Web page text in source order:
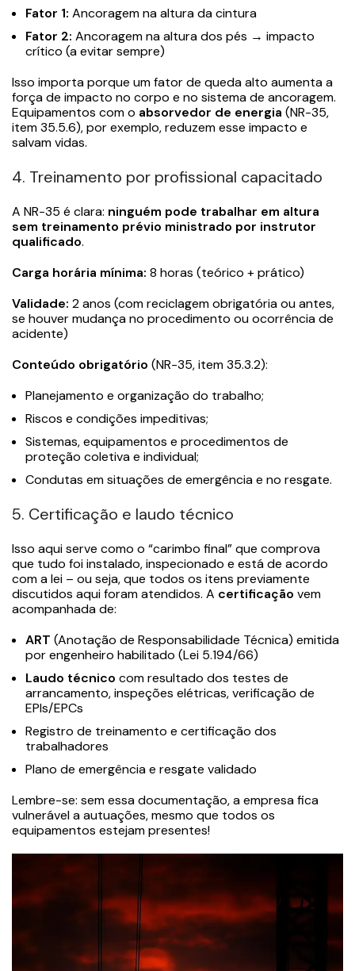
Fator 1: Ancoragem na altura da cintura
Fator 2: Ancoragem na altura dos pés → impacto
crítico (a evitar sempre)
Isso importa porque um fator de queda alto aumenta a
força de impacto no corpo e no sistema de ancoragem.
Equipamentos com o absorvedor de energia (NR-35,
item 35.5.6), por exemplo, reduzem esse impacto e
salvam vidas.
4. Treinamento por profissional capacitado
A NR-35 é clara: ninguém pode trabalhar em altura
sem treinamento prévio ministrado por instrutor
qualificado.
Carga horária mínima: 8 horas (teórico + prático)
Validade: 2 anos (com reciclagem obrigatória ou antes,
se houver mudança no procedimento ou ocorrência de
acidente)
Conteúdo obrigatório (NR-35, item 35.3.2):
Planejamento e organização do trabalho;
Riscos e condições impeditivas;
Sistemas, equipamentos e procedimentos de
proteção coletiva e individual;
Condutas em situações de emergência e no resgate.
5. Certificação e laudo técnico
Isso aqui serve como o “carimbo final” que comprova
que tudo foi instalado, inspecionado e está de acordo
com a lei – ou seja, que todos os itens previamente
discutidos aqui foram atendidos. A certificação vem
acompanhada de:
ART (Anotação de Responsabilidade Técnica) emitida
por engenheiro habilitado (Lei 5.194/66)
Laudo técnico com resultado dos testes de
arrancamento, inspeções elétricas, verificação de
EPIs/EPCs
Registro de treinamento e certificação dos
trabalhadores
Plano de emergência e resgate validado
Lembre-se: sem essa documentação, a empresa fica
vulnerável a autuações, mesmo que todos os
equipamentos estejam presentes!